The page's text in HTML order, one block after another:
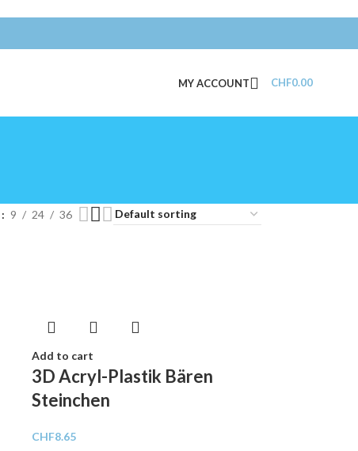
MY ACCOUNT CHF0.00
9 24 36
Add to cart
3D Acryl-Plastik Bären
Steinchen
CHF8.65